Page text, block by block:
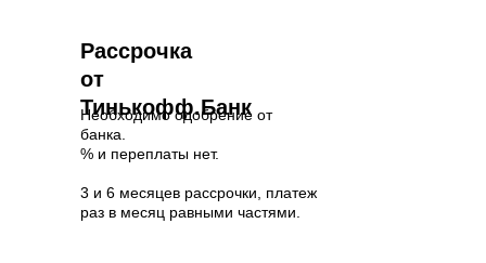
Рассрочка
от
Тинькофф.Банк
Необходимо одобрение от
банка.
% и переплаты нет.
3 и 6 месяцев рассрочки, платеж
раз в месяц равными частями.